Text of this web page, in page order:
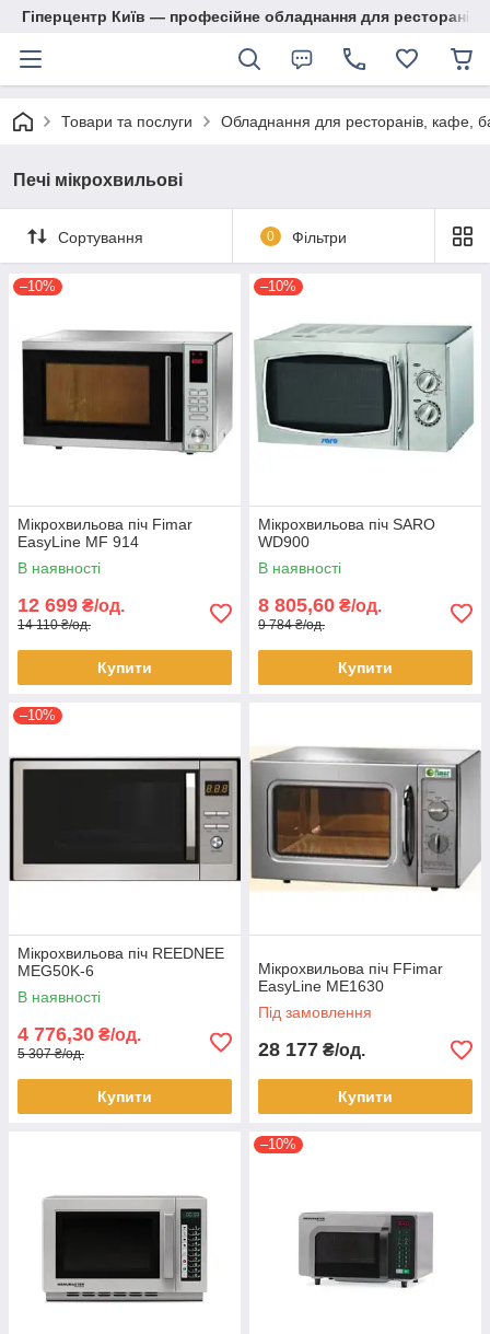
Гіперцентр Київ — професійне обладнання для ресторанів,
Товари та послуги Обладнання для ресторанів, кафе,
Печі мікрохвильові
Сортування 0 Фільтри
–10%
Мікрохвильова піч Fimar
EasyLine MF 914
В наявності
12 699 ₴/од.
14 110 ₴/од.
Купити
–10%
Мікрохвильова піч SARO
WD900
В наявності
8 805,60 ₴/од.
9 784 ₴/од.
Купити
–10%
Мікрохвильова піч REEDNEE
MEG50K-6
В наявності
4 776,30 ₴/од.
5 307 ₴/од.
Купити
Мікрохвильова піч FFimar
EasyLine ME1630
Під замовлення
28 177 ₴/од.
Купити
–10%